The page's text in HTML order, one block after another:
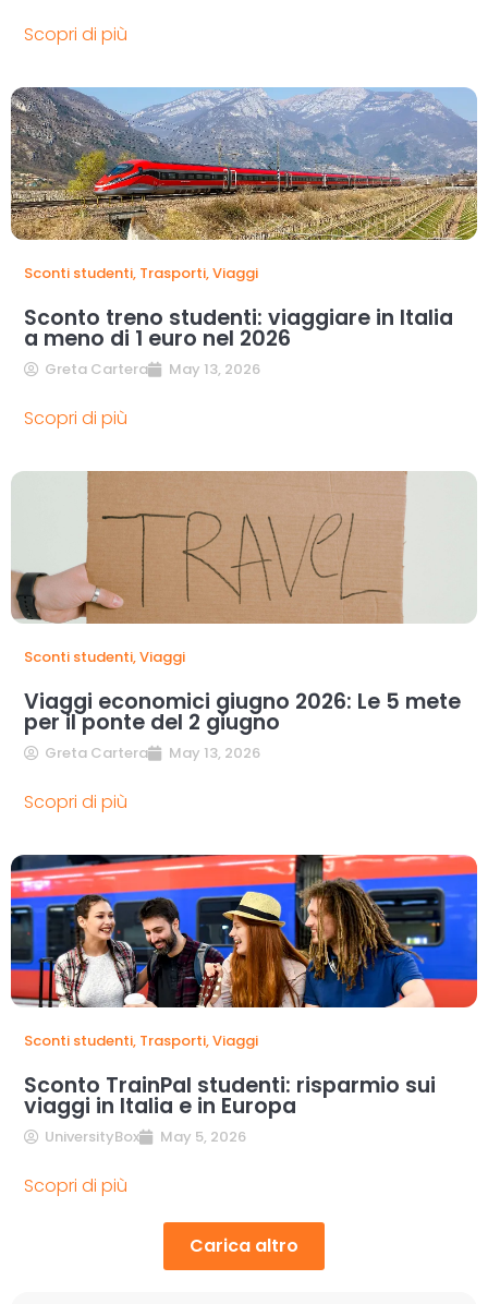
Scopri di più
Sconti studenti, Trasporti,Viaggi
Sconto treno studenti: viaggiare in Italia
a meno di 1 euro nel 2026
Greta Cartera May 13, 2026
Scopri di più
Sconti studenti,Viaggi
Viaggi economici giugno 2026: Le 5 mete
per il ponte del 2 giugno
Greta Cartera May 13, 2026
Scopri di più
Sconti studenti, Trasporti,Viaggi
Sconto TrainPal studenti: risparmio sui
viaggi in Italia e in Europa
UniversityBox May 5, 2026
Scopri di più
Carica altro